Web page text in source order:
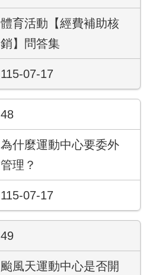
體育活動【經費補助核
銷】問答集
115-07-17
48
為什麼運動中心要委外
管理？
115-07-17
49
颱風天運動中心是否開